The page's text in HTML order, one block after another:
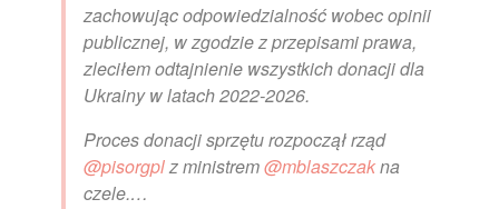
zachowując odpowiedzialność wobec opinii
publicznej, w zgodzie z przepisami prawa,
zleciłem odtajnienie wszystkich donacji dla
Ukrainy w latach 2022-2026.
Proces donacji sprzętu rozpoczął rząd
@pisorgplz ministrem@mblaszczakna
czele.…